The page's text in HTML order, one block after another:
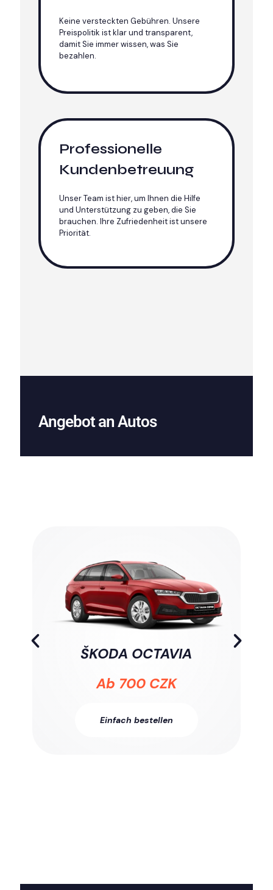
Keine versteckten Gebühren. Unsere
Preispolitik ist klar und transparent,
damit Sie immer wissen, was Sie
bezahlen.
Professionelle
Kundenbetreuung
Unser Team ist hier, um Ihnen die Hilfe
und Unterstützung zu geben, die Sie
brauchen. Ihre Zufriedenheit ist unsere
Priorität.
Angebot an Autos
ŠKODA OCTAVIA
Ab 700 CZK
Einfach bestellen